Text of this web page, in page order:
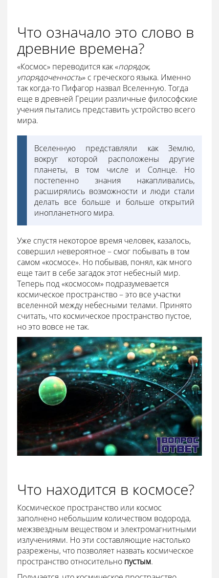
Что означало это слово в
древние времена?
«Космос» переводится как «порядок,
упорядоченность» с греческого языка. Именно
так когда-то Пифагор назвал Вселенную. Тогда
еще в древней Греции различные философские
учения пытались представить устройство всего
мира.
Вселенную представляли как Землю,
вокруг которой расположены другие
планеты, в том числе и Солнце. Но
постепенно знания накапливались,
расширялись возможности и люди стали
делать все больше и больше открытий
инопланетного мира.
Уже спустя некоторое время человек, казалось,
совершил невероятное – смог побывать в том
самом «космосе». Но побывав, понял, как много
еще таит в себе загадок этот небесный мир.
Теперь под «космосом» подразумевается
космическое пространство – это все участки
вселенной между небесными телами. Принято
считать, что космическое пространство пустое,
но это вовсе не так.
Что находится в космосе?
Космическое пространство или космос
заполнено небольшим количеством водорода,
межзвездным веществом и электромагнитными
излучениями. Но эти составляющие настолько
разрежены, что позволяет назвать космическое
пространство относительно пустым.